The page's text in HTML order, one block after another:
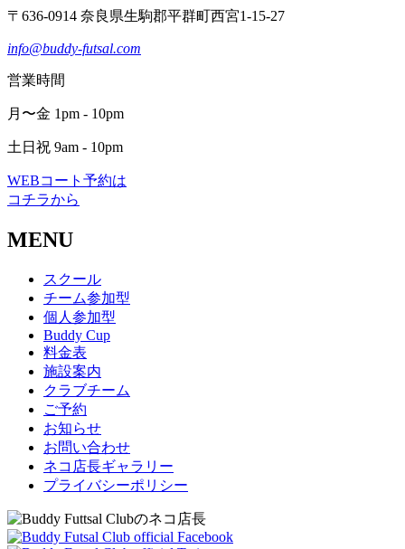
〒636-0914 奈良県生駒郡平群町西宮1-15-27
info@buddy-futsal.com
営業時間
月〜金 1pm - 10pm
土日祝 9am - 10pm
WEBコート予約は
コチラから
MENU
スクール
チーム参加型
個人参加型
Buddy Cup
料金表
施設案内
クラブチーム
ご予約
お知らせ
お問い合わせ
ネコ店長ギャラリー
プライバシーポリシー